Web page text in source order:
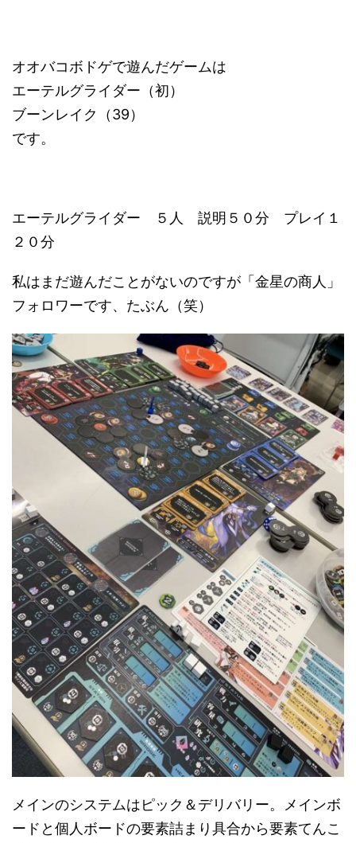
オオバコボドゲで遊んだゲームは
エーテルグライダー（初）
ブーンレイク（39）
です。
エーテルグライダー ５人 説明５０分 プレイ１
２０分
私はまだ遊んだことがないのですが「金星の商人」
フォロワーです、たぶん（笑）
メインのシステムはピック＆デリバリー。メインボ
ードと個人ボードの要素詰まり具合から要素てんこ